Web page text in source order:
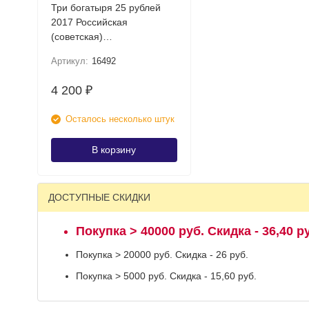
Три богатыря 25 рублей
2017 Российская
(советская)
коллекционная монета
Артикул: 16492
4 200 ₽
Осталось несколько штук
В корзину
ДОСТУПНЫЕ СКИДКИ
Покупка > 40000 руб. Скидка - 36,40
Покупка > 20000 руб. Скидка - 26 руб.
Покупка > 5000 руб. Скидка - 15,60 руб.